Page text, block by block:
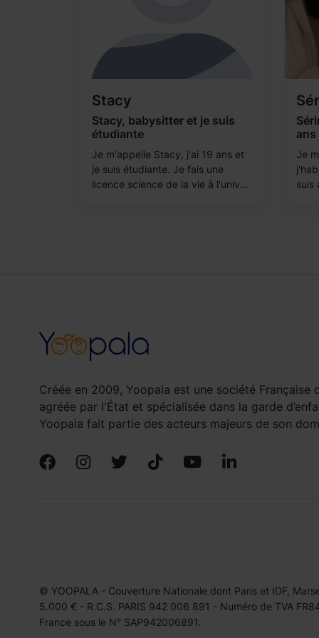
Stacy
Stacy, babysitter et je suis
étudiante
Je m'appelle Stacy, j'ai 19 ans et
je suis étudiante. Je fais une
licence science de la vie à l'univ...
ans
Je
suis
Créée en 2009, Yoopala est une société Française
agréée par l'État et spécialisée dans la garde
Yoopala fait partie des acteurs majeurs de son
© YOOPALA - Couverture Nationale dont Paris et IDF,
5.000 € - R.C.S. PARIS 942 006 891 - Numéro de TVA
France sous le N° SAP942006891.